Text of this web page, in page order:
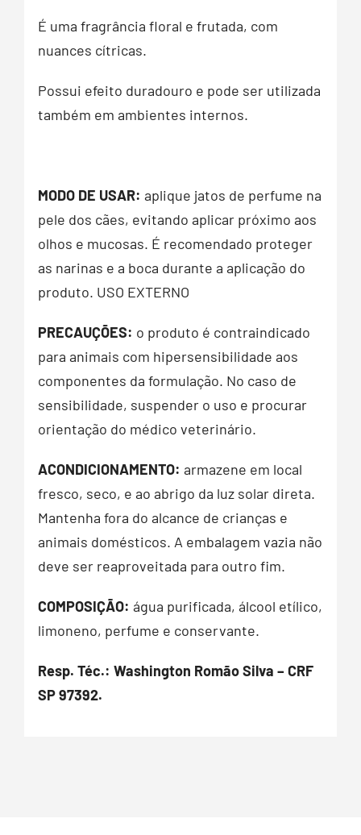
É uma fragrância floral e frutada, com
nuances cítricas.
Possui efeito duradouro e pode ser utilizada
também em ambientes internos.
MODO DE USAR: aplique jatos de perfume na
pele dos cães, evitando aplicar próximo aos
olhos e mucosas. É recomendado proteger
as narinas e a boca durante a aplicação do
produto. USO EXTERNO
PRECAUÇÕES: o produto é contraindicado
para animais com hipersensibilidade aos
componentes da formulação. No caso de
sensibilidade, suspender o uso e procurar
orientação do médico veterinário.
ACONDICIONAMENTO: armazene em local
fresco, seco, e ao abrigo da luz solar direta.
Mantenha fora do alcance de crianças e
animais domésticos. A embalagem vazia não
deve ser reaproveitada para outro fim.
COMPOSIÇÃO: água purificada, álcool etílico,
limoneno, perfume e conservante.
Resp. Téc.: Washington Romão Silva – CRF
SP 97392.